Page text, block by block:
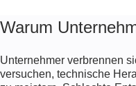
Warum
Unternehmer verbrennen
versuchen, technische